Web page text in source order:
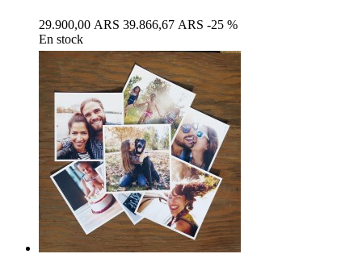
29.900,00 ARS 39.866,67 ARS -25 %
En stock